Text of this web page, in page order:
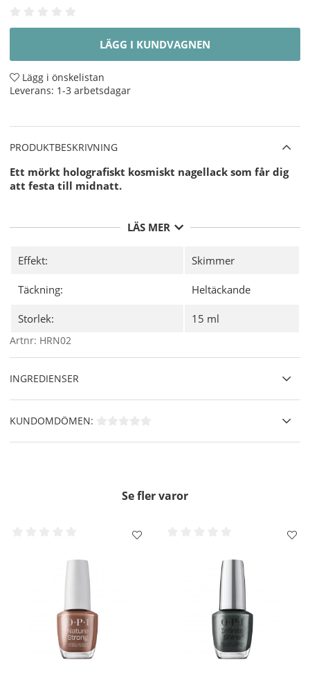
LÄGG I KUNDVAGNEN
Lägg i önskelistan
Leverans: 1-3 arbetsdagar
PRODUKTBESKRIVNING
Ett mörkt holografiskt kosmiskt nagellack som får dig
att festa till midnatt.
LÄS MER
Effekt: Skimmer
Täckning: Heltäckande
Storlek: 15 ml
Artnr: HRN02
INGREDIENSER
KUNDOMDÖMEN:
Se fler varor